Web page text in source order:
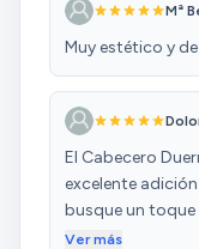
Mª
Muy estético y
El Cabecero
excelente
busque un
diseño moderno
Ver más